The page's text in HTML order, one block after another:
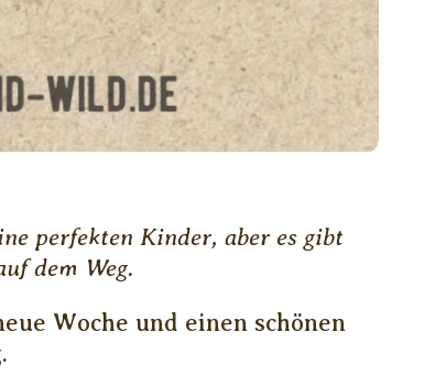
perfekten Kinder, aber es gibt
dem Weg.
Woche und einen schönen